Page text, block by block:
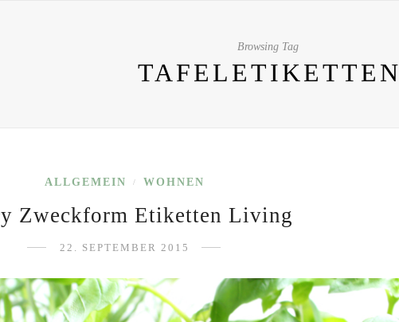
Browsing Tag
TAFELETIKETTEN
ALLGEMEIN / WOHNEN
Zweckform Etiketten Living
22. SEPTEMBER 2015